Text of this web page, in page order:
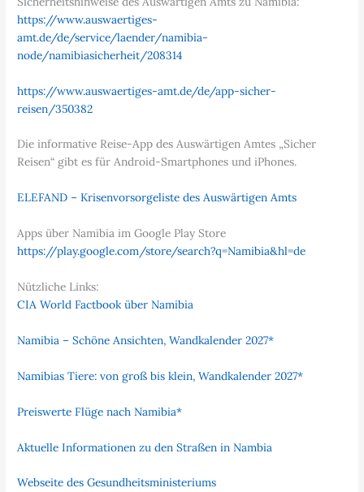
https://www.auswaertiges-
amt.de/de/service/laender/namibia-
node/namibiasicherheit/208314
https://www.auswaertiges-amt.de/de/app-sicher-
reisen/350382
Die informative Reise-App des Auswärtigen Amtes „Sicher
Reisen“ gibt es für Android-Smartphones und iPhones.
ELEFAND – Krisenvorsorgeliste des Auswärtigen Amts
Apps über Namibia im Google Play Store
https://play.google.com/store/search?q=Namibia&hl=de
Nützliche Links:
CIA World Factbook über Namibia
Namibia – Schöne Ansichten, Wandkalender 2027*
Namibias Tiere: von groß bis klein, Wandkalender 2027*
Preiswerte Flüge nach Namibia*
Aktuelle Informationen zu den Straßen in Nambia
Webseite des Gesundheitsministeriums